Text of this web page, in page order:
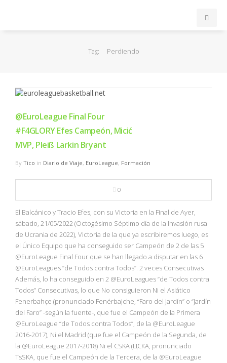
EuroLeague
FIBA
OTROS
NBA
MULTIMEDIA
Tag: Perdiendo
@EuroLeague Final Four
#F4GLORY Efes Campeón, Micić
MVP, Pleiß Larkin Bryant
By Tico in Diario de Viaje, EuroLeague, Formación
0
El Balcánico y Tracio Efes, con su Victoria en la Final de Ayer,
sábado, 21/05/2022 (Octogésimo Séptimo día de la Invasión rusa
de Ucrania de 2022), Victoria de la que ya escribiremos luego, es
el Único Equipo que ha conseguido ser Campeón de 2 de las 5
@EuroLeague Final Four que se han llegado a disputar en las 6
@EuroLeagues “de Todos contra Todos”. 2 veces Consecutivas
Además, lo ha conseguido en 2 @EuroLeagues “de Todos contra
Todos” Consecutivas, lo que No consiguieron Ni el Asiático
Fenerbahçe (pronunciado Fenérbajche, “Faro del Jardín” o “Jardín
del Faro” -según la fuente-, que fue el Campeón de la Primera
@EuroLeague “de Todos contra Todos”, de la @EuroLeague
2016-2017), Ni el Madrid (que fue el Campeón de la Segunda, de
la @EuroLeague 2017-2018) Ni el CSKA (ЦСКА, pronunciado
TsSKA, que fue el Campeón de la Tercera, de la @EuroLeague